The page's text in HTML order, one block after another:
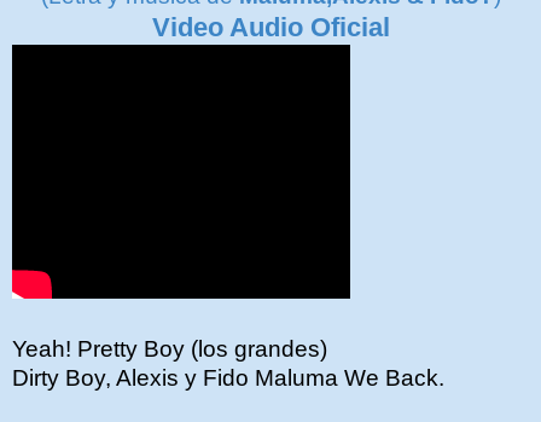
Video Audio Oficial
Yeah! Pretty Boy (los grandes)
Dirty Boy, Alexis y Fido Maluma We Back.